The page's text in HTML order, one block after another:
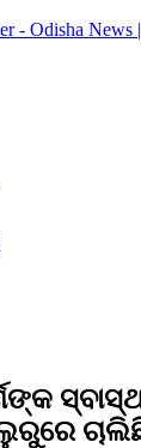
- Odisha